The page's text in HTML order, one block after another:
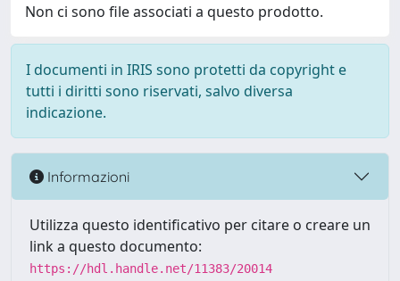
Non ci sono file associati a questo prodotto.
I documenti in IRIS sono protetti da copyright e
tutti i diritti sono riservati, salvo diversa
indicazione.
Informazioni
Utilizza questo identificativo per citare o creare un
link a questo documento:
https://hdl.handle.net/11383/20014